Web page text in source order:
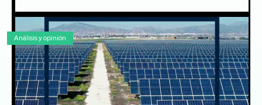
Análisis y opinión